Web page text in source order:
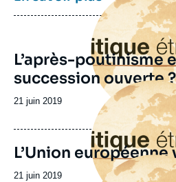
principale
L’après-poutinisme
succession ouverte ?
Date
publication
21 juin 2019
Image
principale
L’Union européenne
Date
21 juin 2019
Image
principale